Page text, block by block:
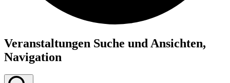
Veranstaltungen Suche und Ansichten,
Navigation